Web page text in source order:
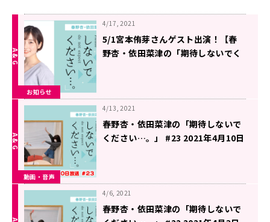
お知らせ
4/17, 2021
5/1宮本侑芽さんゲスト出演！【春
野杏・依田菜津の「期待しないでく
動画・音声
4/13, 2021
春野杏・依田菜津の「期待しないで
ください…。」 #23 2021年4月10日
4/6, 2021
春野杏・依田菜津の「期待しないで